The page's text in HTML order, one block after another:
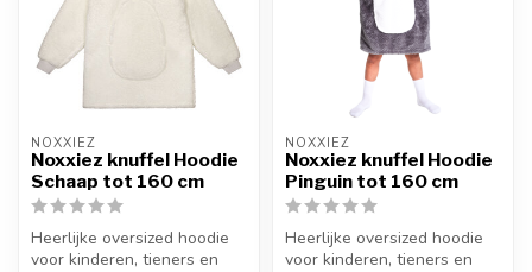
NOXXIEZ
Noxxiez knuffel Hoodie
Schaap tot 160 cm
Heerlijke oversized hoodie
voor kinderen, tieners en
NOXXIEZ
Noxxiez knuffel Hoodie
Pinguin tot 160 cm
Heerlijke oversized hoodie
voor kinderen, tieners en